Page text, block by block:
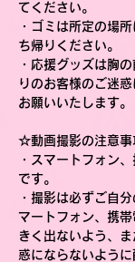
てください。
・ゴミは所定の場
ち帰りください。
・応援グッズは胸
りのお客様のご迷
お願いいたします。
☆動画撮影の注意
・スマートフォン
です。
・撮影は必ずご自
マートフォン、携
きく出ないよう、
惑にならないよう